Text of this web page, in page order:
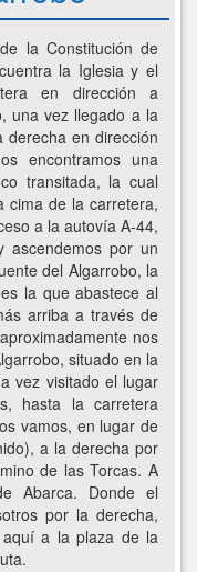
la Constitución de
la Iglesia y el
en dirección a
una vez llegado a la
en dirección
encontramos una
transitada, la cual
cima de la carretera,
a la autovía A-44,
ascendemos por un
del Algarrobo, la
la que abastece al
arriba a través de
nos
situado en la
vez visitado el lugar
hasta la carretera
vamos, en lugar de
a la derecha por
de las Torcas. A
Abarca. Donde el
por la derecha,
a la plaza de la